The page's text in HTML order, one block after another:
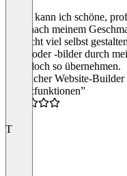
Damit kann ich schöne,
ganz nach meinem
gar nicht viel selbst
Texte oder -bilder durch
ich jedoch so übernehmen.
“Einfacher Website-
Zusatzfunktionen”
T